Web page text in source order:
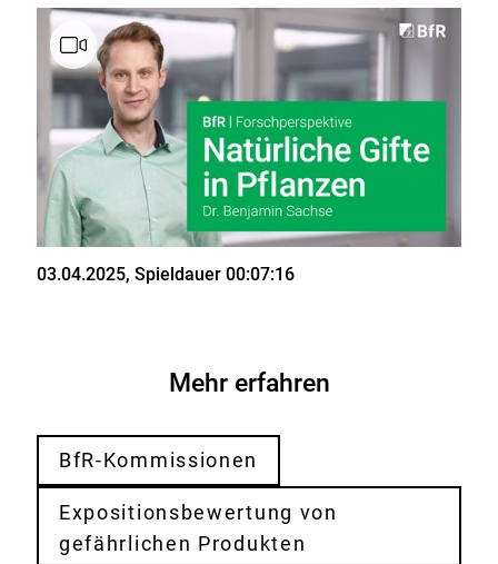
Stand
03.04.2025, Spieldauer 00:07:16
Mehr erfahren
BfR-Kommissionen
Expositionsbewertung von
gefährlichen Produkten